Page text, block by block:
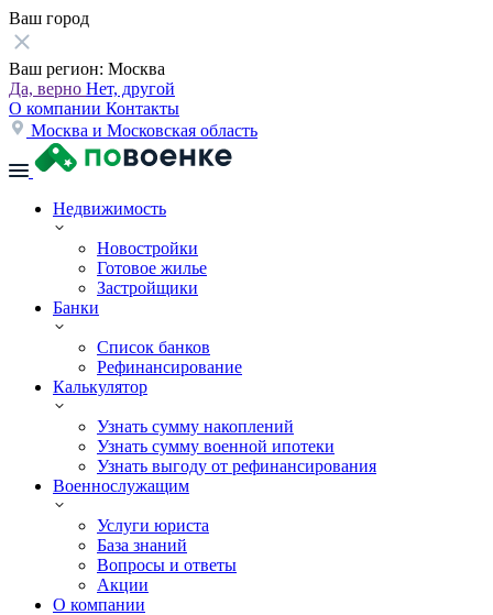
Ваш город
Ваш регион: Москва
Да, верно Нет, другой
О компании Контакты
Москва и Московская область
Недвижимость
Новостройки
Готовое жилье
Застройщики
Банки
Список банков
Рефинансирование
Калькулятор
Узнать сумму накоплений
Узнать сумму военной ипотеки
Узнать выгоду от рефинансирования
Военнослужащим
Услуги юриста
База знаний
Вопросы и ответы
Акции
О компании